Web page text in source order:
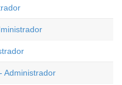
Administrador